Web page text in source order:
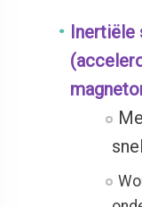
Inertiële